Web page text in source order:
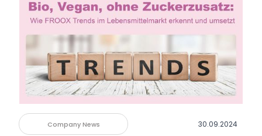
Company News 30.09.2024